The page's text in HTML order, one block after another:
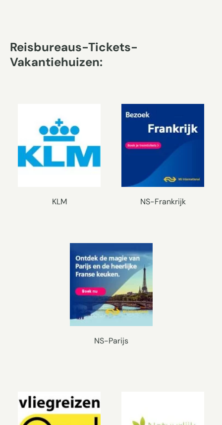
Reisbureaus-Tickets-
Vakantiehuizen:
KLM NS-Frankrijk
NS-Parijs